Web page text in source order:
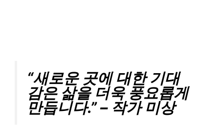
“새로운 곳에 대한 기대
감은 삶을 더욱 풍요롭게
만듭니다.” – 작가 미상